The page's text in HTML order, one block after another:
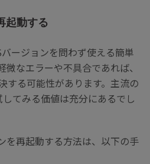
起動する
ージョンを問わず使える簡単
なエラーや不具合であれば、
する可能性があります。主流の
てみる価値は充分にあるでし
再起動する方法は、以下の手